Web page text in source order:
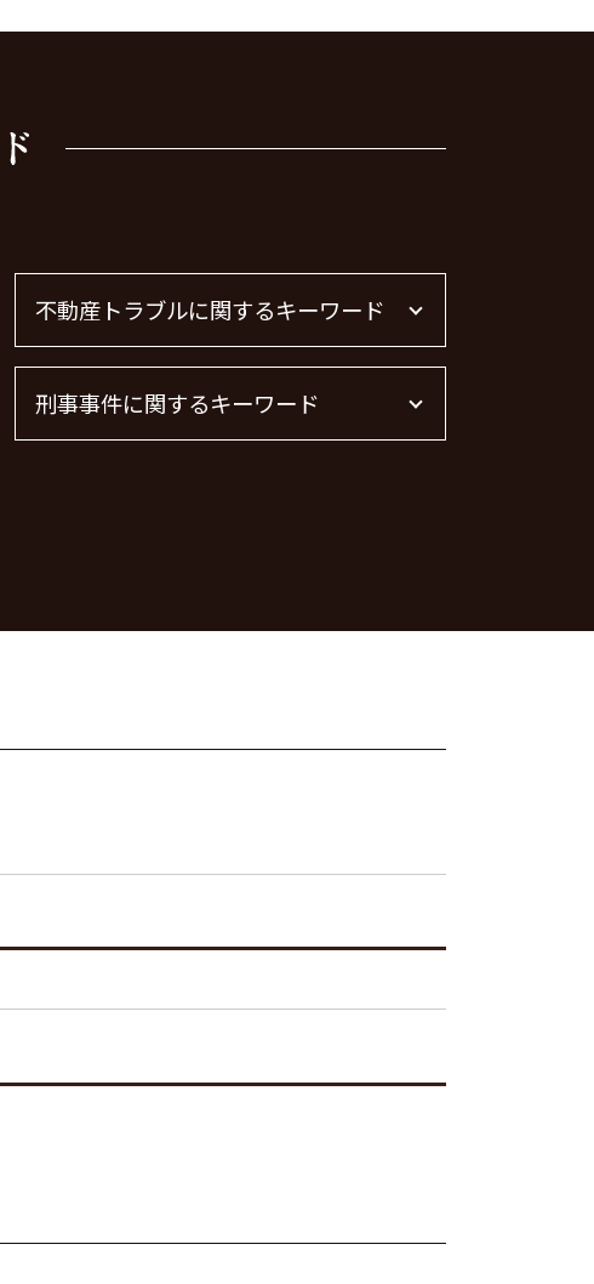
不動産トラブルに関するキーワード
不動産トラブル 弁護士
不動産トラブル 相談
刑事事件に関するキーワード
器物破損 器物損壊 違い